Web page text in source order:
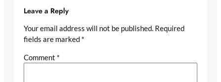
Leave a Reply
Your email address will not be published. Required
fields are marked *
Comment *